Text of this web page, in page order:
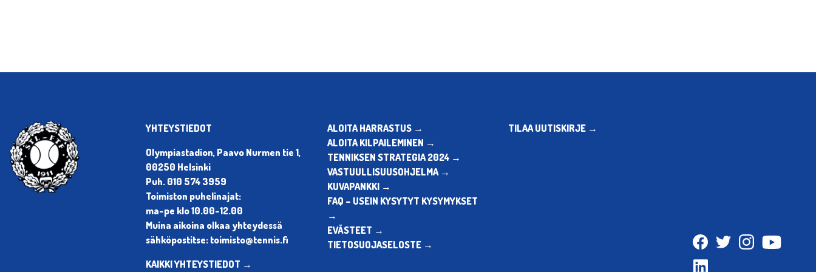
YHTEYSTIEDOT
Olympiastadion, Paavo Nurmen tie 1,
00250 Helsinki
Puh. 010 574 3959
Toimiston puhelinajat:
ma-pe klo 10.00-12.00
Muina aikoina olkaa yhteydessä
sähköpostitse: toimisto@tennis.fi
KAIKKI YHTEYSTIEDOT →
ALOITA HARRASTUS →
ALOITA KILPAILEMINEN →
TENNIKSEN STRATEGIA 2024 →
VASTUULLISUUSOHJELMA →
KUVAPANKKI →
FAQ – USEIN KYSYTYT KYSYMYKSET
→
EVÄSTEET →
TIETOSUOJASELOSTE →
TILAA UUTISKIRJE →